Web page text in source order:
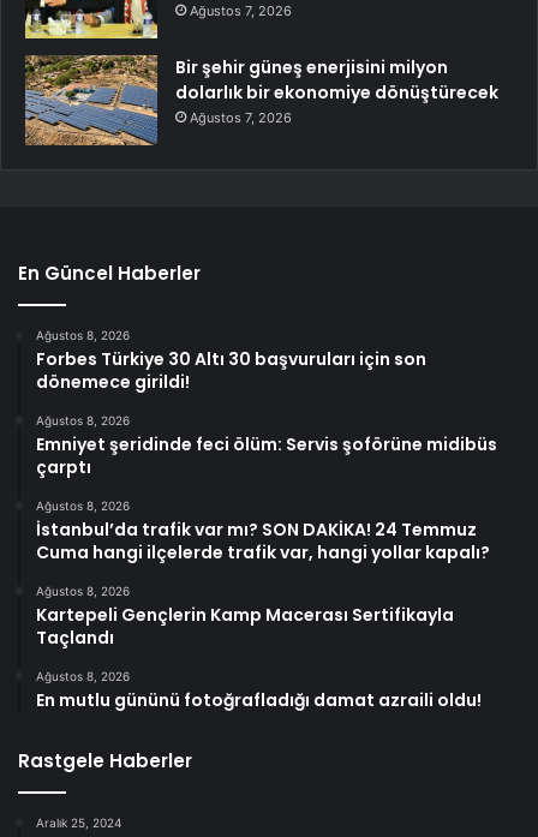
Ağustos 7, 2026
Bir şehir güneş enerjisini milyon
dolarlık bir ekonomiye dönüştürecek
Ağustos 7, 2026
En Güncel Haberler
Ağustos 8, 2026
Forbes Türkiye 30 Altı 30 başvuruları için son
dönemece girildi!
Ağustos 8, 2026
Emniyet şeridinde feci ölüm: Servis şoförüne midibüs
çarptı
Ağustos 8, 2026
İstanbul’da trafik var mı? SON DAKİKA! 24 Temmuz
Cuma hangi ilçelerde trafik var, hangi yollar kapalı?
Ağustos 8, 2026
Kartepeli Gençlerin Kamp Macerası Sertifikayla
Taçlandı
Ağustos 8, 2026
En mutlu gününü fotoğrafladığı damat azraili oldu!
Rastgele Haberler
Aralık 25, 2024